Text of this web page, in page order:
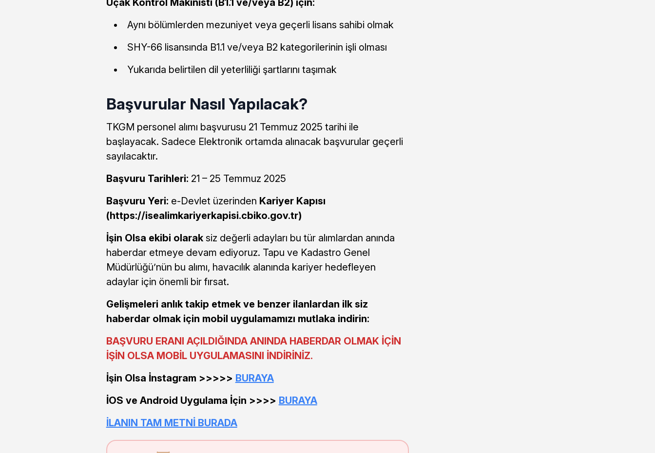
Aynı bölümlerden mezuniyet veya geçerli lisans sahibi olmak
SHY-66 lisansında B1.1 ve/veya B2 kategorilerinin işli olması
Yukarıda belirtilen dil yeterliliği şartlarını taşımak
Başvurular Nasıl Yapılacak?
TKGM personel alımı başvurusu 21 Temmuz 2025 tarihi ile
başlayacak. Sadece Elektronik ortamda alınacak başvurular geçerli
sayılacaktır.
Başvuru Tarihleri: 21 – 25 Temmuz 2025
Başvuru Yeri: e-Devlet üzerinden Kariyer Kapısı
(https://isealimkariyerkapisi.cbiko.gov.tr)
İşin Olsa ekibi olaraksiz değerli adayları bu tür alımlardan anında
haberdar etmeye devam ediyoruz. Tapu ve Kadastro Genel
Müdürlüğü’nün bu alımı, havacılık alanında kariyer hedefleyen
adaylar için önemli bir fırsat.
Gelişmeleri anlık takip etmek ve benzer ilanlardan ilk siz
haberdar olmak için mobil uygulamamızı mutlaka indirin:
BAŞVURU ERANI AÇILDIĞINDA ANINDA HABERDAR OLMAK İÇİN
İŞİN OLSA MOBİL UYGULAMASINI İNDİRİNİZ.
İşin Olsa İnstagram >>>>> BURAYA
İOS ve Android Uygulama İçin >>>> BURAYA
İLANIN TAM METNİ BURADA